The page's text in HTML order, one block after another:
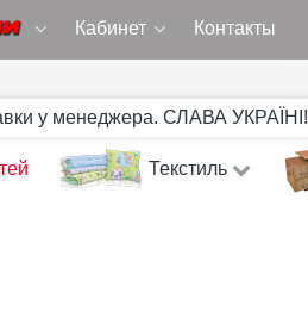
Кабинет Контакты
у менеджера. СЛАВА УКРАЇНІ!
Текстиль